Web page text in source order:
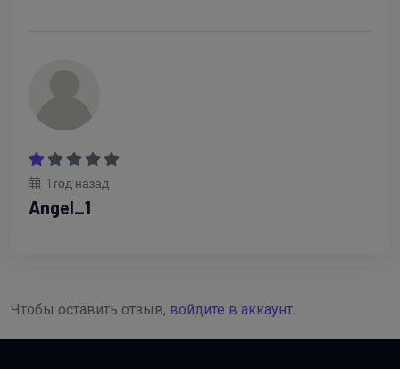
1 год назад
Angel_1
Чтобы оставить отзыв, войдите в аккаунт.